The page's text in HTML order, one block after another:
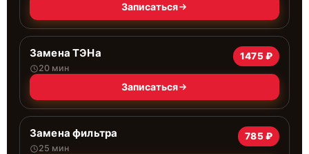
Записаться
Замена ТЭНа
20 мин
1475 ₽
Записаться
Замена фильтра
25 мин
785 ₽